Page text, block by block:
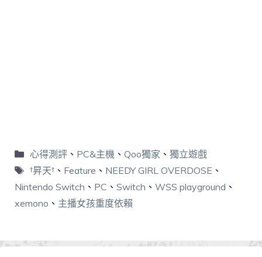
心得測評、 PC&主機、 Qoo獨家 、 獨立遊戲
†昇天†、 Feature 、 NEEDY GIRL OVERDOSE 、
Nintendo Switch 、 PC 、 Switch 、 WSS playground 、
xemono 、 主播女孩重度依賴